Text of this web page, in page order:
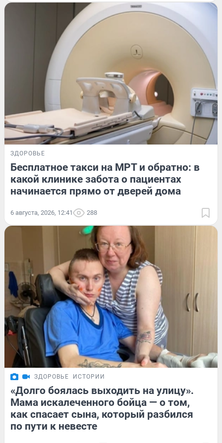
ЗДОРОВЬЕ
Бесплатное такси на МРТ и обратно: в
какой клинике забота о пациентах
начинается прямо от дверей дома
6 августа, 2026, 12:41 288
ЗДОРОВЬЕ ИСТОРИИ
«Долго боялась выходить на улицу».
Мама искалеченного бойца — о том,
как спасает сына, который разбился
по пути к невесте